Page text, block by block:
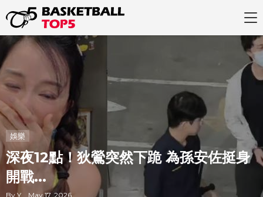
娛樂
深夜12點！狄鶯突然下跪 為孫安佐挺身
開戰...
By Y May 17, 2026